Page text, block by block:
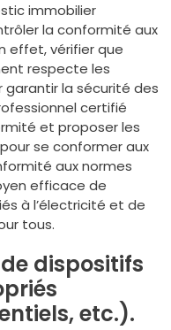
immobilier
la conformité aux
effet, vérifier que
respecte les
garantir la sécurité des
certifié
et proposer les
se conformer aux
aux normes
efficace de
à l’électricité et de
tous.
dispositifs
etc.).